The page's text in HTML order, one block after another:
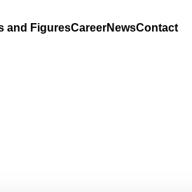
and FiguresCareerNewsContact